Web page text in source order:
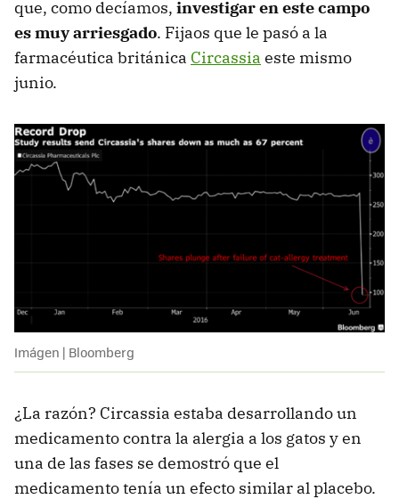
que, como decíamos, investigar en este campo
es muy arriesgado. Fijaos que le pasó a la
farmacéutica británica Circassia este mismo
junio.
Imágen | Bloomberg
¿La razón? Circassia estaba desarrollando un
medicamento contra la alergia a los gatos y en
una de las fases se demostró que el
medicamento tenía un efecto similar al placebo.